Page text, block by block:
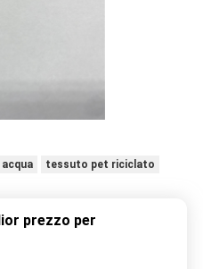
tessuto pet riciclato
prezzo per